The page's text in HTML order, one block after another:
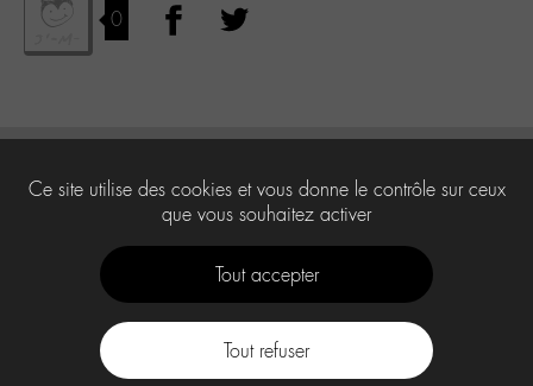
0
Ce site utilise des cookies et vous donne le contrôle sur ceux
que vous souhaitez activer
Tout accepter
Tout refuser